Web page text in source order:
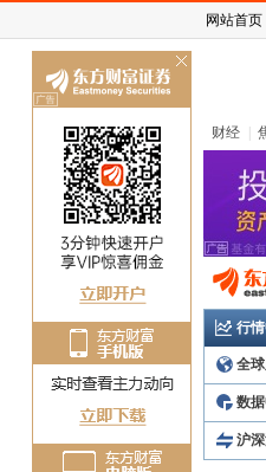
财经
行
全
数
沪
网站首页